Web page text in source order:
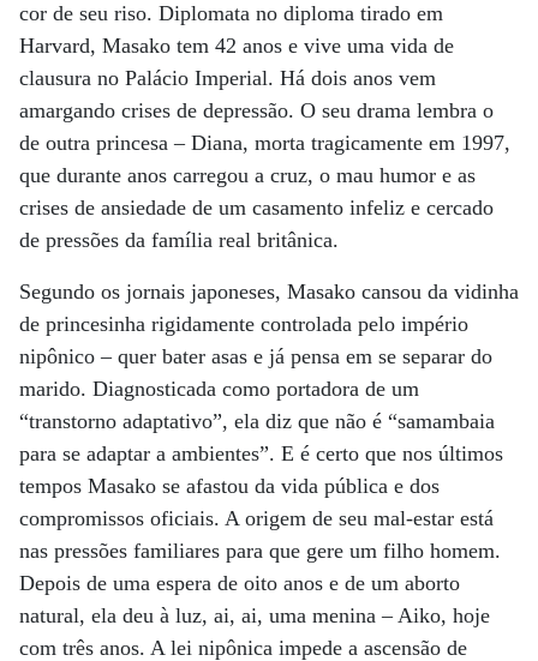
cor de seu riso. Diplomata no diploma tirado em
Harvard, Masako tem 42 anos e vive uma vida de
clausura no Palácio Imperial. Há dois anos vem
amargando crises de depressão. O seu drama lembra o
de outra princesa – Diana, morta tragicamente em 1997,
que durante anos carregou a cruz, o mau humor e as
crises de ansiedade de um casamento infeliz e cercado
de pressões da família real britânica.
Segundo os jornais japoneses, Masako cansou da vidinha
de princesinha rigidamente controlada pelo império
nipônico – quer bater asas e já pensa em se separar do
marido. Diagnosticada como portadora de um
“transtorno adaptativo”, ela diz que não é “samambaia
para se adaptar a ambientes”. E é certo que nos últimos
tempos Masako se afastou da vida pública e dos
compromissos oficiais. A origem de seu mal-estar está
nas pressões familiares para que gere um filho homem.
Depois de uma espera de oito anos e de um aborto
natural, ela deu à luz, ai, ai, uma menina – Aiko, hoje
com três anos. A lei nipônica impede a ascensão de